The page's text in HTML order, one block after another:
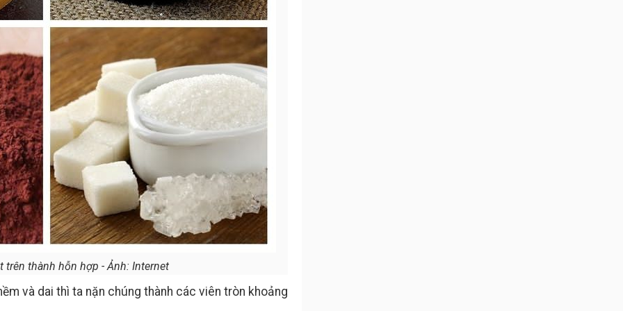
trên thành hỗn hợp - Ảnh: Internet
và dai thì ta nặn chúng thành các viên tròn khoảng